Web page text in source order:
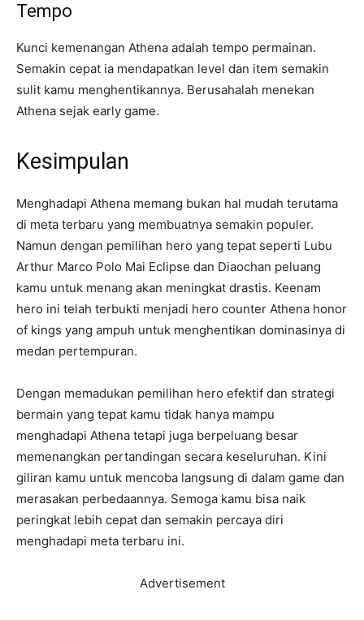
Tempo
Kunci kemenangan Athena adalah tempo permainan.
Semakin cepat ia mendapatkan level dan item semakin
sulit kamu menghentikannya. Berusahalah menekan
Athena sejak early game.
Kesimpulan
Menghadapi Athena memang bukan hal mudah terutama
di meta terbaru yang membuatnya semakin populer.
Namun dengan pemilihan hero yang tepat seperti Lubu
Arthur Marco Polo Mai Eclipse dan Diaochan peluang
kamu untuk menang akan meningkat drastis. Keenam
hero ini telah terbukti menjadi hero counter Athena honor
of kings yang ampuh untuk menghentikan dominasinya di
medan pertempuran.
Dengan memadukan pemilihan hero efektif dan strategi
bermain yang tepat kamu tidak hanya mampu
menghadapi Athena tetapi juga berpeluang besar
memenangkan pertandingan secara keseluruhan. Kini
giliran kamu untuk mencoba langsung di dalam game dan
merasakan perbedaannya. Semoga kamu bisa naik
peringkat lebih cepat dan semakin percaya diri
menghadapi meta terbaru ini.
Advertisement